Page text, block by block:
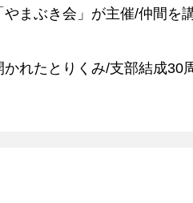
まぶき会」が主催/仲間を
れたとりくみ/支部結成30